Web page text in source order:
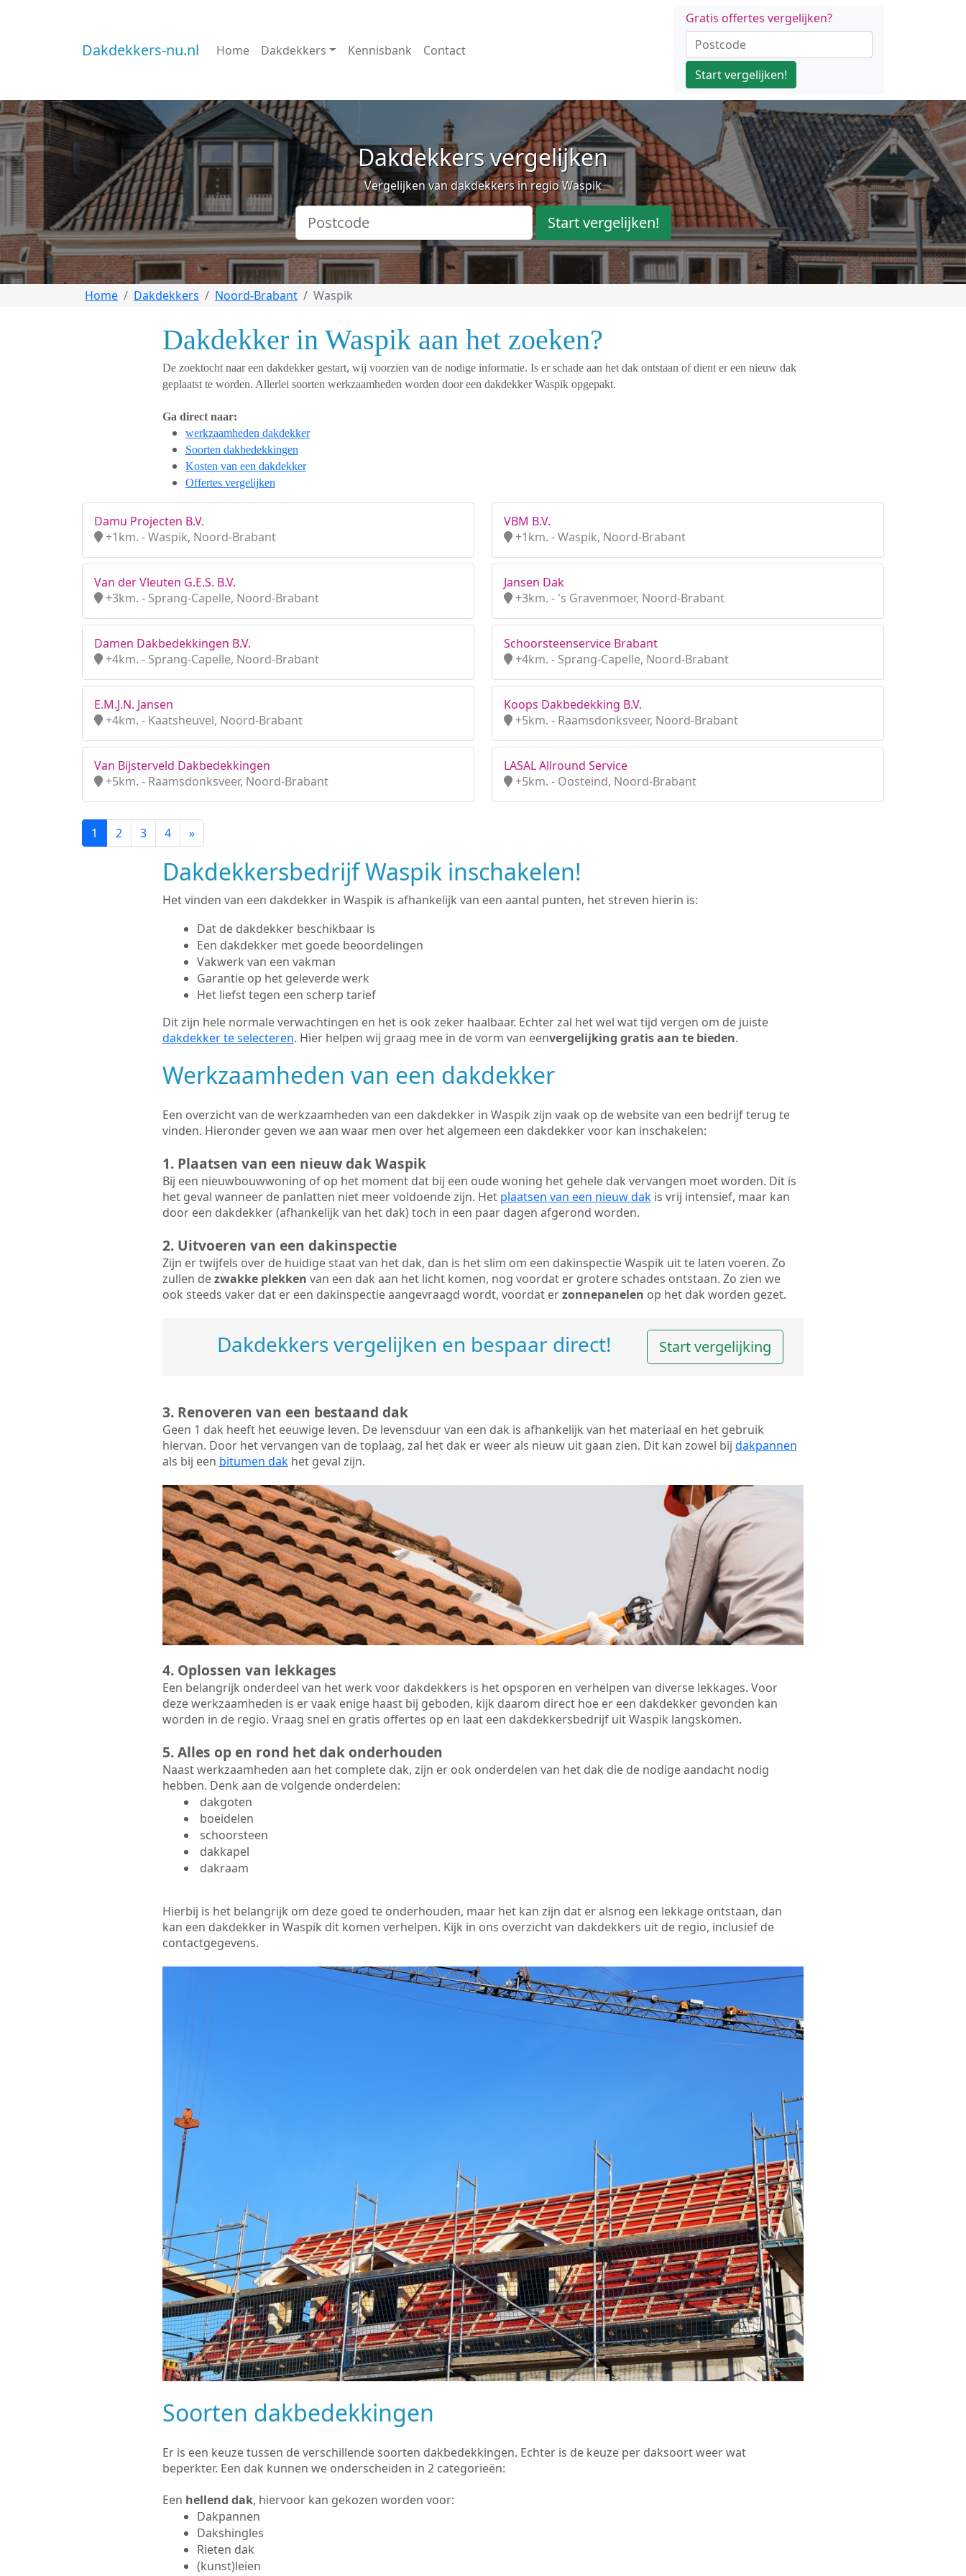
Dakdekkers-nu.nl Home Dakdekkers Kennisbank Contact
Gratis offertes vergelijken?
Start vergelijken!
Dakdekkers vergelijken
Vergelijken van dakdekkers in regio Waspik
Start vergelijken!
Home Dakdekkers Noord-Brabant Waspik
Dakdekker in Waspik aan het zoeken?
De zoektocht naar een dakdekker gestart, wij voorzien van de nodige informatie. Is er schade aan het dak ontstaan of dient er een nieuw dak
geplaatst te worden. Allerlei soorten werkzaamheden worden door een dakdekker Waspik opgepakt.
Ga direct naar:
werkzaamheden dakdekker
Soorten dakbedekkingen
Kosten van een dakdekker
Offertes vergelijken
Damu Projecten B.V.
+1km. - Waspik, Noord-Brabant
VBM B.V.
+1km. - Waspik, Noord-Brabant
Van der Vleuten G.E.S. B.V.
+3km. - Sprang-Capelle, Noord-Brabant
Jansen Dak
+3km. - 's Gravenmoer, Noord-Brabant
Damen Dakbedekkingen B.V.
+4km. - Sprang-Capelle, Noord-Brabant
Schoorsteenservice Brabant
+4km. - Sprang-Capelle, Noord-Brabant
E.M.J.N. Jansen
+4km. - Kaatsheuvel, Noord-Brabant
Koops Dakbedekking B.V.
+5km. - Raamsdonksveer, Noord-Brabant
Van Bijsterveld Dakbedekkingen
+5km. - Raamsdonksveer, Noord-Brabant
LASAL Allround Service
+5km. - Oosteind, Noord-Brabant
1 2 3 4 »
Dakdekkersbedrijf Waspik inschakelen!
Het vinden van een dakdekker in Waspik is afhankelijk van een aantal punten, het streven hierin is:
Dat de dakdekker beschikbaar is
Een dakdekker met goede beoordelingen
Vakwerk van een vakman
Garantie op het geleverde werk
Het liefst tegen een scherp tarief
Dit zijn hele normale verwachtingen en het is ook zeker haalbaar. Echter zal het wel wat tijd vergen om de juiste
dakdekker te selecteren. Hier helpen wij graag mee in de vorm van eenvergelijking gratis aan te bieden.
Werkzaamheden van een dakdekker
Een overzicht van de werkzaamheden van een dakdekker in Waspik zijn vaak op de website van een bedrijf terug te
vinden. Hieronder geven we aan waar men over het algemeen een dakdekker voor kan inschakelen:
1. Plaatsen van een nieuw dak Waspik
Bij een nieuwbouwwoning of op het moment dat bij een oude woning het gehele dak vervangen moet worden. Dit is
het geval wanneer de panlatten niet meer voldoende zijn. Het plaatsen van een nieuw dakis vrij intensief, maar kan
door een dakdekker (afhankelijk van het dak) toch in een paar dagen afgerond worden.
2. Uitvoeren van een dakinspectie
Zijn er twijfels over de huidige staat van het dak, dan is het slim om een dakinspectie Waspik uit te laten voeren. Zo
zullen dezwakke plekken van een dak aan het licht komen, nog voordat er grotere schades ontstaan. Zo zien we
ook steeds vaker dat er een dakinspectie aangevraagd wordt, voordat erzonnepanelen op het dak worden gezet.
Dakdekkers vergelijken en bespaar direct! Start vergelijking
3. Renoveren van een bestaand dak
Geen 1 dak heeft het eeuwige leven. De levensduur van een dak is afhankelijk van het materiaal en het gebruik
hiervan. Door het vervangen van de toplaag, zal het dak er weer als nieuw uit gaan zien. Dit kan zowel bij dakpannen
als bij een bitumen dakhet geval zijn.
4. Oplossen van lekkages
Een belangrijk onderdeel van het werk voor dakdekkers is het opsporen en verhelpen van diverse lekkages. Voor
deze werkzaamheden is er vaak enige haast bij geboden, kijk daarom direct hoe er een dakdekker gevonden kan
worden in de regio. Vraag snel en gratis offertes op en laat een dakdekkersbedrijf uit Waspik langskomen.
5. Alles op en rond het dak onderhouden
Naast werkzaamheden aan het complete dak, zijn er ook onderdelen van het dak die de nodige aandacht nodig
hebben. Denk aan de volgende onderdelen:
dakgoten
boeidelen
schoorsteen
dakkapel
dakraam
Hierbij is het belangrijk om deze goed te onderhouden, maar het kan zijn dat er alsnog een lekkage ontstaan, dan
kan een dakdekker in Waspik dit komen verhelpen. Kijk in ons overzicht van dakdekkers uit de regio, inclusief de
contactgegevens.
Soorten dakbedekkingen
Er is een keuze tussen de verschillende soorten dakbedekkingen. Echter is de keuze per daksoort weer wat
beperkter. Een dak kunnen we onderscheiden in 2 categorieën:
Een hellend dak, hiervoor kan gekozen worden voor:
Dakpannen
Dakshingles
Rieten dak
(kunst)leien